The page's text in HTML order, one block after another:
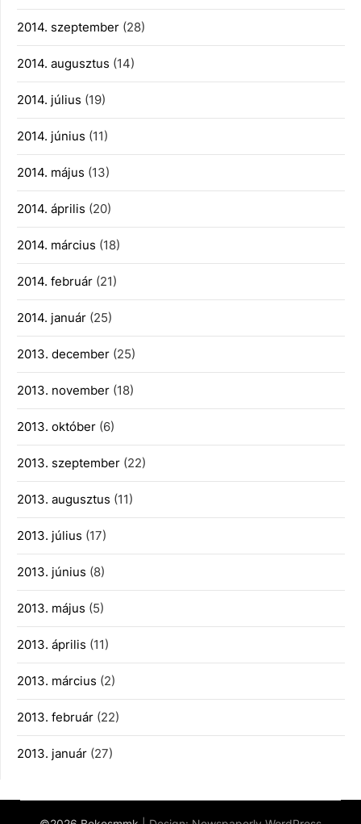
2014. szeptember (28)
2014. augusztus (14)
2014. július (19)
2014. június (11)
2014. május (13)
2014. április (20)
2014. március (18)
2014. február (21)
2014. január (25)
2013. december (25)
2013. november (18)
2013. október (6)
2013. szeptember (22)
2013. augusztus (11)
2013. július (17)
2013. június (8)
2013. május (5)
2013. április (11)
2013. március (2)
2013. február (22)
2013. január (27)